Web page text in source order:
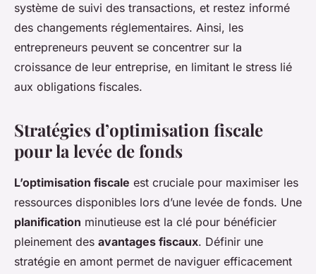
système de suivi des transactions, et restez informé
des changements réglementaires. Ainsi, les
entrepreneurs peuvent se concentrer sur la
croissance de leur entreprise, en limitant le stress lié
aux obligations fiscales.
Stratégies d’optimisation fiscale
pour la levée de fonds
L’optimisation fiscale est cruciale pour maximiser les
ressources disponibles lors d’une levée de fonds. Une
planification minutieuse est la clé pour bénéficier
pleinement des avantages fiscaux. Définir une
stratégie en amont permet de naviguer efficacement